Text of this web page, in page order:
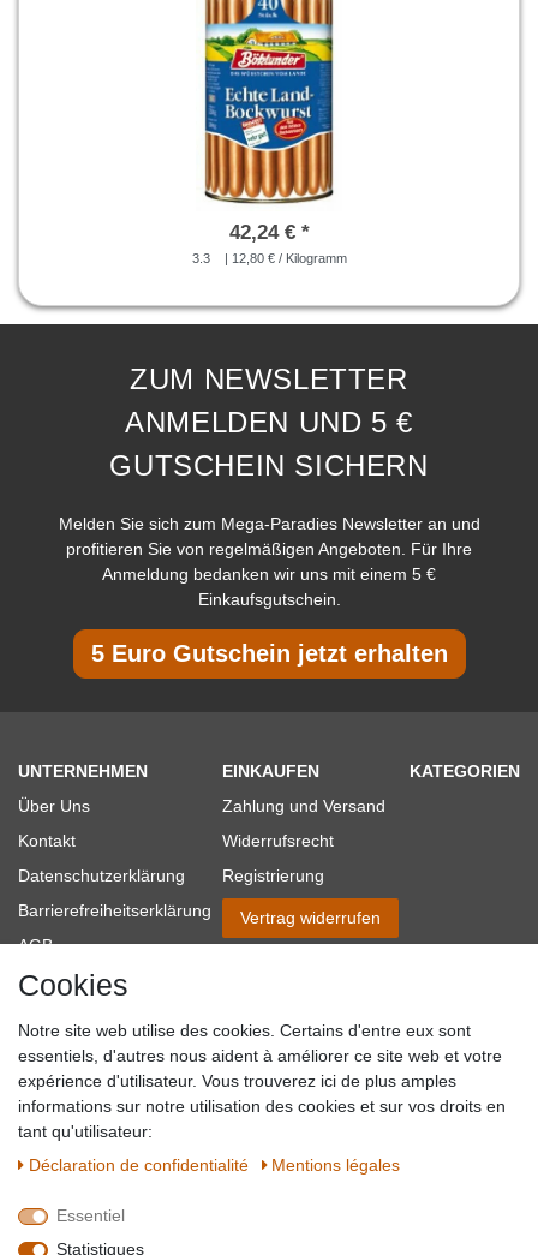
42,24 € *
3.3 | 12,80 € / Kilogramm
ZUM NEWSLETTER
ANMELDEN UND 5 €
GUTSCHEIN SICHERN
Melden Sie sich zum Mega-Paradies Newsletter an und
profitieren Sie von regelmäßigen Angeboten. Für Ihre
Anmeldung bedanken wir uns mit einem 5 €
Einkaufsgutschein.
5 Euro Gutschein jetzt erhalten
UNTERNEHMEN
Über Uns
Kontakt
Datenschutzerklärung
Barrierefreiheitserklärung
AGB
Impressum
Blog
EINKAUFEN
Zahlung und Versand
Widerrufsrecht
Registrierung
Vertrag widerrufen
KATEGORIEN
SICHER EINKAUFEN
QUALITÄT
WIR AKZEPTIEREN
Cookies
Notre site web utilise des cookies. Certains d'entre eux sont
essentiels, d'autres nous aident à améliorer ce site web et votre
expérience d'utilisateur. Vous trouverez ici de plus amples
informations sur notre utilisation des cookies et sur vos droits en
tant qu'utilisateur:
Déclaration de confidentialité
Mentions légales
Essentiel
Statistiques